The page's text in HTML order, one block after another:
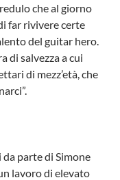
che al giorno
far rivivere certe
del guitar hero.
di salvezza a cui
di mezz’età, che
parte di Simone
lavoro di elevato